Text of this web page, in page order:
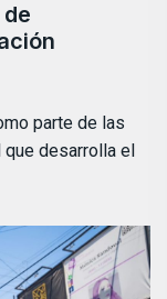
parte de las
desarrolla el